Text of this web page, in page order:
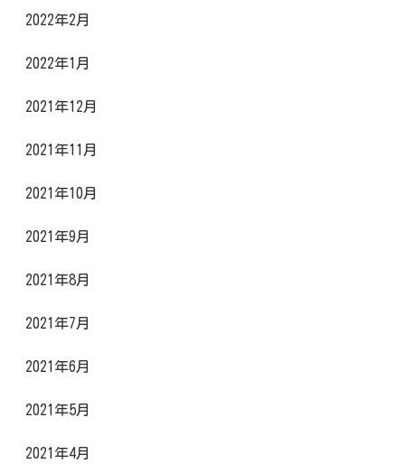
2022年2月
2022年1月
2021年12月
2021年11月
2021年10月
2021年9月
2021年8月
2021年7月
2021年6月
2021年5月
2021年4月